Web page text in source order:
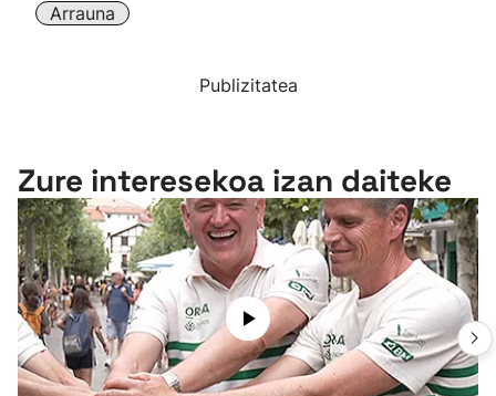
Arrauna
Publizitatea
Zure interesekoa izan daiteke